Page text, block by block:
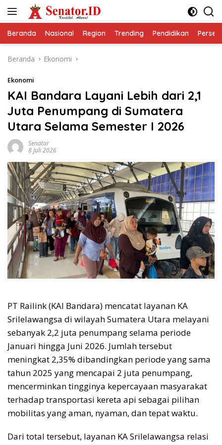
Beranda Nasional Region Trending Pendidikan
Beranda Ekonomi
Ekonomi
KAI Bandara Layani Lebih dari 2,1
Juta Penumpang di Sumatera
Utara Selama Semester I 2026
Senator
8 Juli 2026
PT Railink (KAI Bandara) mencatat layanan KA
Srilelawangsa di wilayah Sumatera Utara melayani
sebanyak 2,2 juta penumpang selama periode
Januari hingga Juni 2026. Jumlah tersebut
meningkat 2,35% dibandingkan periode yang sama
tahun 2025 yang mencapai 2 juta penumpang,
mencerminkan tingginya kepercayaan masyarakat
terhadap transportasi kereta api sebagai pilihan
mobilitas yang aman, nyaman, dan tepat waktu.
Dari total tersebut, layanan KA Srilelawangsa relasi